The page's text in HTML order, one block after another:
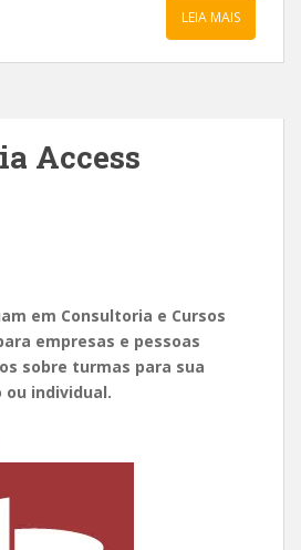
LEIA MAIS
Access
em Consultoria e Cursos
empresas e pessoas
sobre turmas para sua
individual.